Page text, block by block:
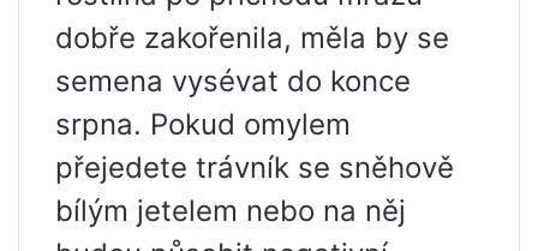
dobře zakořenila, měla by se
semena vysévat do konce
srpna. Pokud omylem
přejedete trávník se sněhově
bílým jetelem nebo na něj